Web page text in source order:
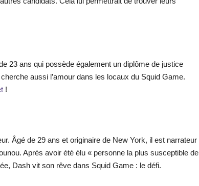
23 ans qui possède également un diplôme de justice
aussi l’amour dans les locaux du Squid Game.
!
Âgé de 29 ans et originaire de New York, il est narrateur
Après avoir été élu « personne la plus susceptible de
Dash vit son rêve dans Squid Game : le défi.